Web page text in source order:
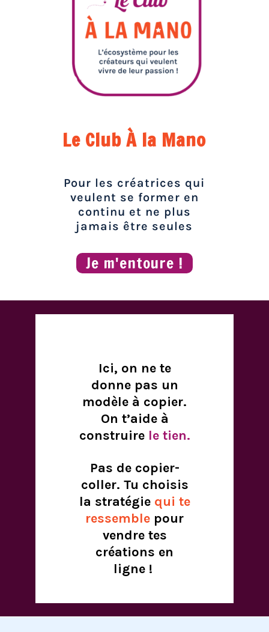
Le Club À la Mano
Pour les créatrices qui
veulent se former en
continu et ne plus
jamais être seules
Je m'entoure !
Ici, on ne te
donne pas un
modèle à copier.
On t’aide à
construirele tien.
Pas de copier-
coller. Tu choisis
la stratégie qui te
ressemble pour
vendre tes
créations en
ligne !